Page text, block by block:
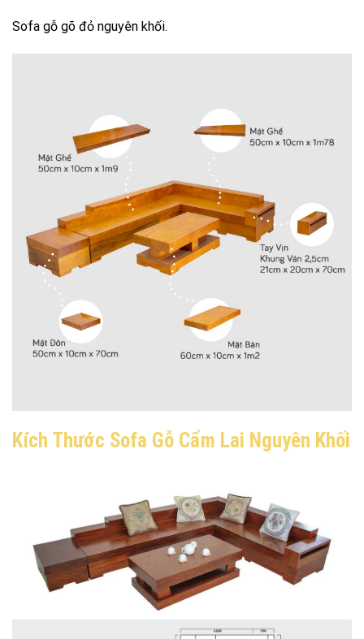
Sofa gỗ gõ đỏ nguyên khối.
Kích Thước Sofa Gỗ Cẩm Lai Nguyên Khối